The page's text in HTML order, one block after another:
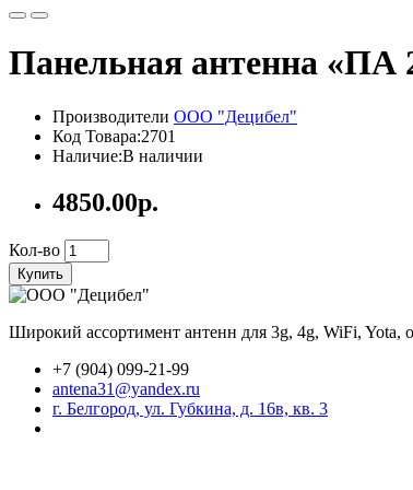
Панельная антенна «ПА
Производители ООО "Децибел"
Код Товара:2701
Наличие:В наличии
4850.00р.
Кол-во
Купить
Широкий ассортимент антенн для 3g, 4g, WiFi,
+7 (904) 099-21-99
antena31@yandex.ru
г. Белгород, ул. Губкина, д. 16в, кв. 3